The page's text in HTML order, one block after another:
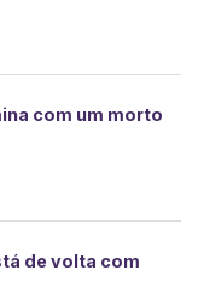
com um morto
de volta com